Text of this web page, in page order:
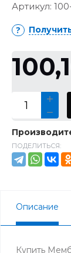
Артикул:
ПОДЕЛИТЬСЯ:
Описание
Купить